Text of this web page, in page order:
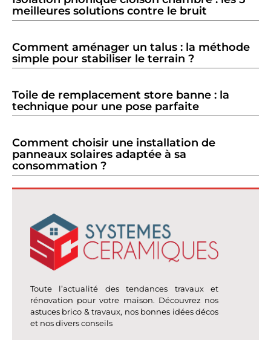
meilleures solutions contre le bruit
Comment aménager un talus : la méthode
simple pour stabiliser le terrain ?
Toile de remplacement store banne : la
technique pour une pose parfaite
Comment choisir une installation de
panneaux solaires adaptée à sa
consommation ?
Toute l’actualité des tendances travaux et
rénovation pour votre maison. Découvrez nos
astuces brico & travaux, nos bonnes idées décos
et nos divers conseils